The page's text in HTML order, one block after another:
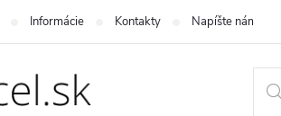
Informácie Kontakty Napíšte nám